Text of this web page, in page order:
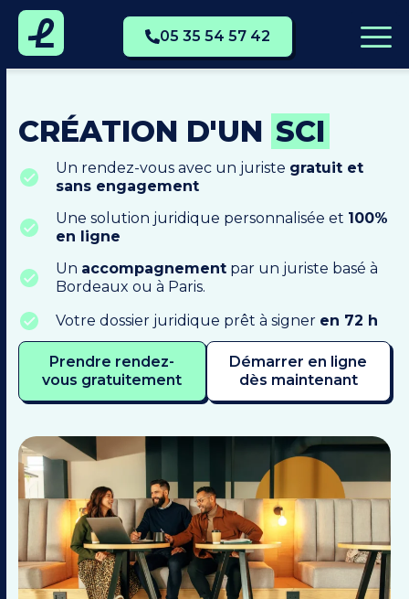
05 35 54 57 42
CRÉATION D'UN SCI
Un rendez-vous avec un juriste gratuit et
sans engagement
Une solution juridique personnalisée et 100%
en ligne
Un accompagnement par un juriste basé à
Bordeaux ou à Paris.
Votre dossier juridique prêt à signer en 72 h
Prendre rendez-
vous gratuitement
Démarrer en ligne
dès maintenant